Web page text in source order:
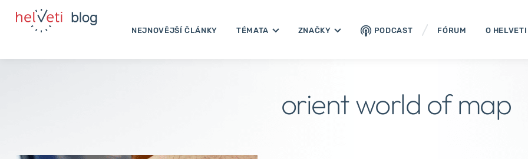
Přeskočit
NEJNOVĚJŠÍ ČLÁNKY TÉMATA ZNAČKY PODCAST FÓRUM O
orient world of map